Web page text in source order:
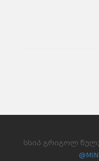
ᲡᲡᲘᲞ ᲒᲠᲘᲒᲝᲚ